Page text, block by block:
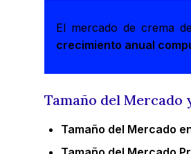
El mercado de crema
crecimiento anual
Tamaño del Mercado
Tamaño del Mercado